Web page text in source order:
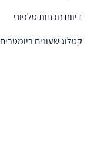
דיווח נוכחות טלפוני
קטלוג שעונים ביומטרים